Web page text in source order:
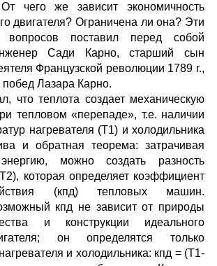
чего же зависит экономичность
двигателя? Ограничена ли она? Эти
поставил перед собой
Сади Карно, старший сын
Французской революции 1789 г.,
побед Лазара Карно.
что теплота создает механическую
тепловом «перепаде», т.е. наличии
нагревателя (T1) и холодильника
и обратная теорема: затрачивая
можно создать разность
которая определяет коэффициент
(кпд) тепловых машин.
кпд не зависит от природы
и конструкции идеального
он определятся только
и холодильника: кпд = (Т1-